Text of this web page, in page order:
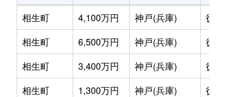
相生町
4,100万円 神戸(兵庫)
徒
相生町
6,500万円 神戸(兵庫)
徒
相生町
3,400万円 神戸(兵庫)
徒
相生町
1,300万円 神戸(兵庫)
徒